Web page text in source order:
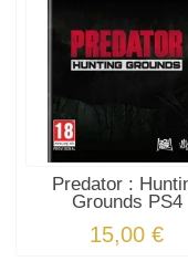
Predator :
Grounds PS4
15,00 €